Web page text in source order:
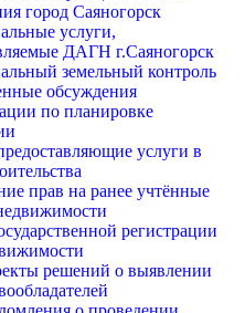
город Саяногорск
услуги,
ДАГН г.Саяногорск
земельный контроль
обсуждения
по планировке
услуги в
прав на ранее учтённые
регистрации
решений о выявлении